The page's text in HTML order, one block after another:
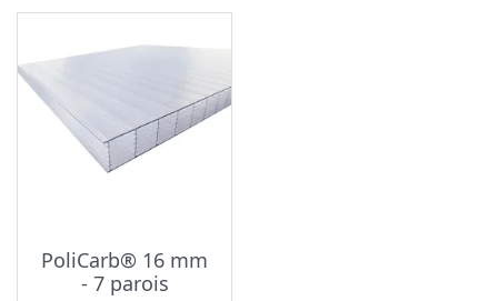
PoliCarb® 16 mm
- 7 parois